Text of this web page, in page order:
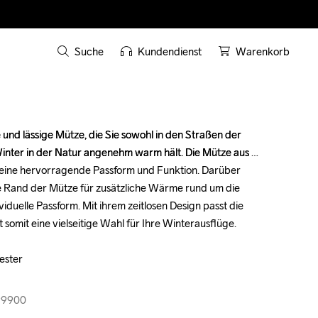
Suche Kundendienst Warenkorb
lässige Mütze, die Sie sowohl in den Straßen der
in der Natur angenehm warm hält. Die Mütze aus
hervorragende Passform und Funktion. Darüber
der Mütze für zusätzliche Wärme rund um die
Passform. Mit ihrem zeitlosen Design passt die
somit eine vielseitige Wahl für Ihre Winterausflüge.
lässige Mütze, die Sie sowohl in den Straßen der
in der Natur angenehm warm hält. Die Mütze aus
hervorragende Passform und Funktion. Darüber
der Mütze für zusätzliche Wärme rund um die
Passform. Mit ihrem zeitlosen Design passt die
somit eine vielseitige Wahl für Ihre Winterausflüge.